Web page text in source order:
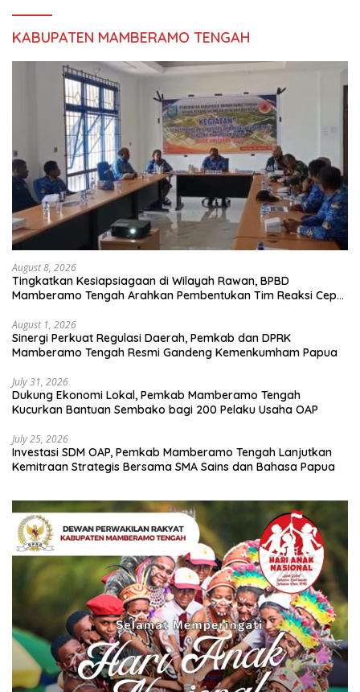
KABUPATEN MAMBERAMO TENGAH
August 8, 2026
Tingkatkan Kesiapsiagaan di Wilayah Rawan, BPBD
Mamberamo Tengah Arahkan Pembentukan Tim Reaksi Cepat
August 1, 2026
Sinergi Perkuat Regulasi Daerah, Pemkab dan DPRK
Mamberamo Tengah Resmi Gandeng Kemenkumham Papua
July 31, 2026
Dukung Ekonomi Lokal, Pemkab Mamberamo Tengah
Kucurkan Bantuan Sembako bagi 200 Pelaku Usaha OAP
July 25, 2026
Investasi SDM OAP, Pemkab Mamberamo Tengah Lanjutkan
Kemitraan Strategis Bersama SMA Sains dan Bahasa Papua